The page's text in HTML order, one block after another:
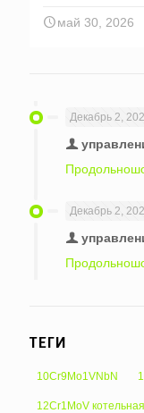
май 30, 2026
Декабрь 2,
Декабрь 2,
ТЕГИ
10Cr9Mo1VNbN
12Cr1MoV